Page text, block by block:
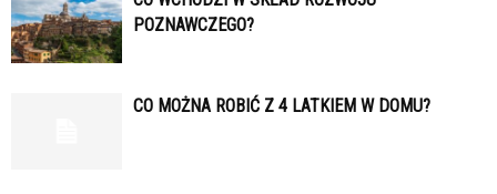
POZNAWCZEGO?
CO MOŻNA ROBIĆ Z 4 LATKIEM W DOMU?